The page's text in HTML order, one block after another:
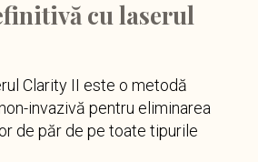
cu laserul
Clarity II este o metodă
invazivă pentru eliminarea
de păr de pe toate tipurile